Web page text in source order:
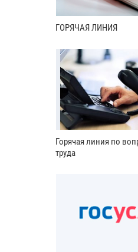
ГОРЯЧАЯ ЛИНИЯ
Горячая линия по
труда